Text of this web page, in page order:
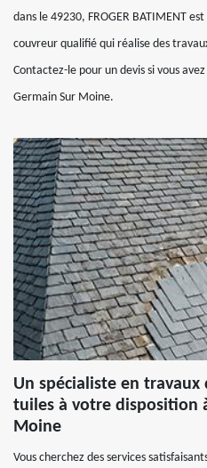
dans le 49230, FROGER BATIMENT
couvreur qualifié qui réalise des
Contactez-le pour un devis si vous
Germain Sur Moine.
Un spécialiste en travaux
tuiles à votre disposition
Moine
Vous cherchez des services